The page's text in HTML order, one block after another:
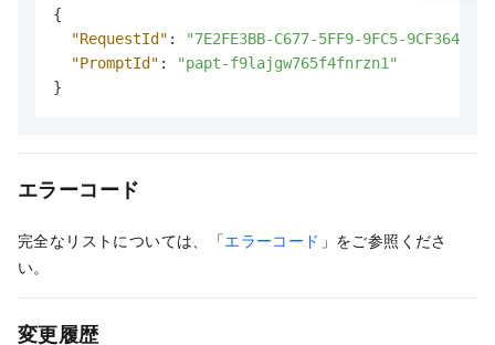
{
"RequestId" :
"7E2FE3BB-C677-5FF9-9FC5-
"PromptId" :
"papt-f9lajgw765f4fnrzn1"
}
エラーコード
完全なリストについては、「エラーコード 」をご参照くださ
い。
変更履歴